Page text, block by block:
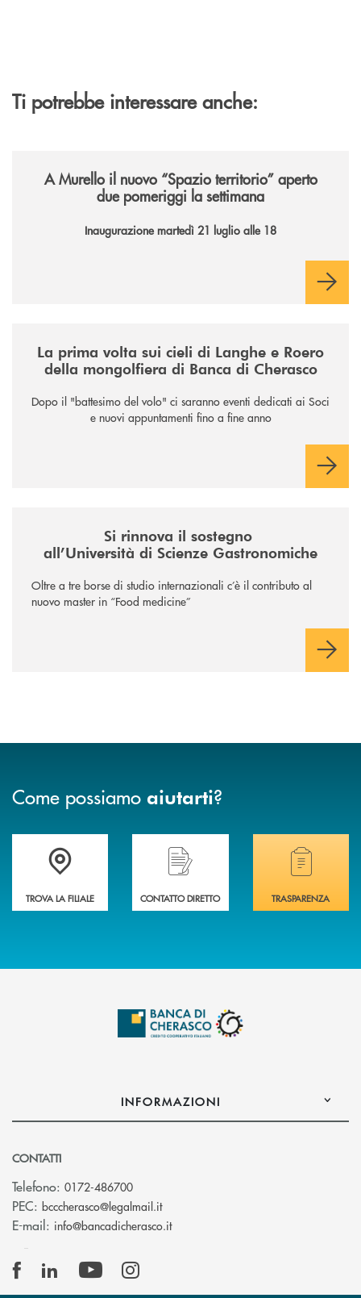
Ti potrebbe interessare anche:
A Murello il nuovo “Spazio territorio” aperto
due pomeriggi la settimana
Inaugurazione martedì 21 luglio alle 18
La prima volta sui cieli di Langhe e Roero
della mongolfiera di Banca di Cherasco
Dopo il "battesimo del volo" ci saranno eventi dedicati ai Soci
e nuovi appuntamenti fino a fine anno
Si rinnova il sostegno
all’Università di Scienze Gastronomiche
Oltre a tre borse di studio internazionali c’è il contributo al
nuovo master in “Food medicine”
Come possiamo aiutarti?
Accedi all' elenco completo delle filiali .
TROVA LA FILIALE
Hai bisogno di assistenza immediata?
CONTATTO DIRETTO
Hai bisogno di
TRASPARENZA
INFORMAZIONI
CONTATTI
Telefono: 0172-486700
PEC: bcccherasco@legalmail.it(si apre l’app di posta elettronica)
E-mail: info@bancadicherasco.it(si apre l’app di posta elettronica)